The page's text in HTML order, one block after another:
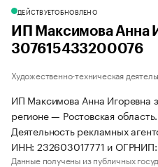
ДЕЙСТВУЕТОБНОВЛЕНО
ИП Максимова Анна
307615433200076
Художественно-техническая
ИП Максимова Анна Игоревна
регионе — Ростовская
Деятельность рекламных
ИНН: 232603017771 и
Данные получены из публичных